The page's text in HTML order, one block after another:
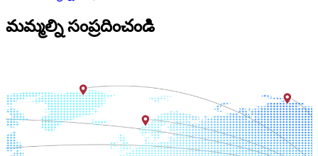
మమ్మల్ని సంప్రదించండి